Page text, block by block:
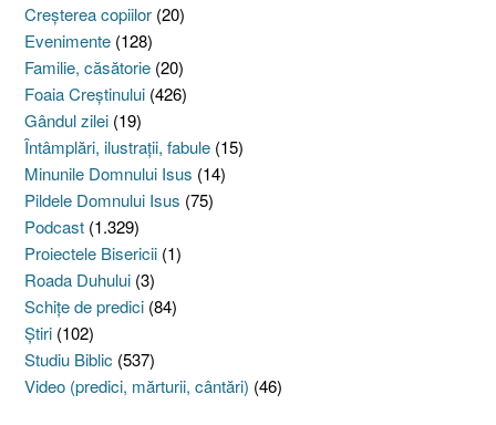
Creşterea copiilor (20)
Evenimente (128)
Familie, căsătorie (20)
Foaia Creştinului (426)
Gândul zilei (19)
Întâmplări, ilustraţii, fabule (15)
Minunile Domnului Isus (14)
Pildele Domnului Isus (75)
Podcast (1.329)
Proiectele Bisericii (1)
Roada Duhului (3)
Schiţe de predici (84)
Ştiri (102)
Studiu Biblic (537)
Video (predici, mărturii, cântări) (46)